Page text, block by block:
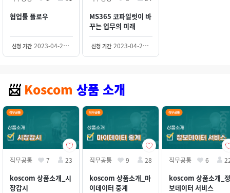
협업툴 플로우
신청 기간 2023-04-21~2030-12-31
MS365 코파일럿이 바
꾸는 업무의 미래
신청 기간 2023-04-21~2030-12-31
📨 Koscom 상품 소개
직무공통 7 23
koscom 상품소개_시
장감시
직무공통 9 28
koscom 상품소개_마
이데이터 중계
직무공통 6
koscom 상품소개_정
보데이터 서비스